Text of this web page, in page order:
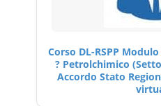
Corso DL-RSPP
? Petrolchimico
Accordo Stato